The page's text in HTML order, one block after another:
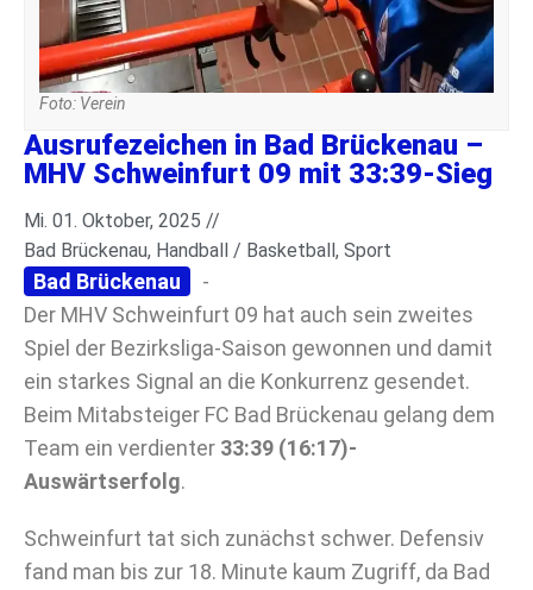
Foto: Verein
Ausrufezeichen in Bad Brückenau –
MHV Schweinfurt 09 mit 33:39-Sieg
Mi. 01. Oktober, 2025 //
Bad Brückenau, Handball / Basketball , Sport
Bad Brückenau
-
Der MHV Schweinfurt 09 hat auch sein zweites
Spiel der Bezirksliga-Saison gewonnen und damit
ein starkes Signal an die Konkurrenz gesendet.
Beim Mitabsteiger FC Bad Brückenau gelang dem
Team ein verdienter 33:39 (16:17)-
Auswärtserfolg.
Schweinfurt tat sich zunächst schwer. Defensiv
fand man bis zur 18. Minute kaum Zugriff, da Bad